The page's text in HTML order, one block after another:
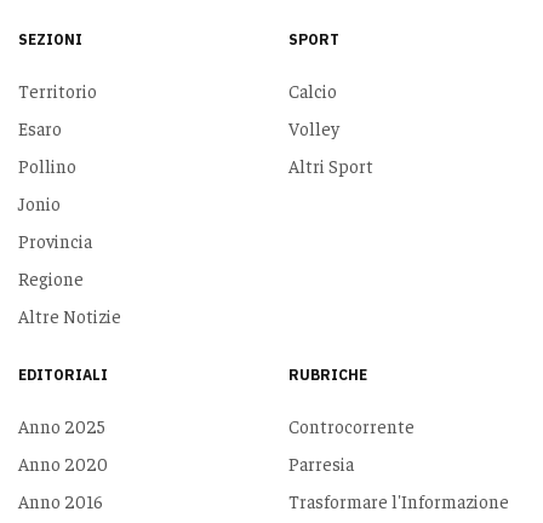
SEZIONI
Territorio
Esaro
Pollino
Jonio
Provincia
Regione
Altre Notizie
SPORT
Calcio
Volley
Altri Sport
EDITORIALI
Anno 2025
Anno 2020
Anno 2016
RUBRICHE
Controcorrente
Parresia
Trasformare l'Informazione